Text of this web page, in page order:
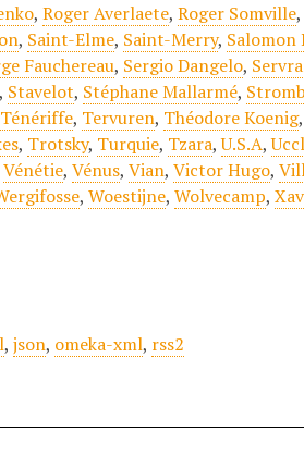
,Roger Averlaete,Roger Somville
, Saint-Elme, Saint-Merry, Salomon
Fauchereau, Sergio Dangelo,
, Stavelot, Stéphane Mallarmé,
Ténériffe, Tervuren, Théodore Koenig,
, Trotsky, Turquie, Tzara,U.S.A,
Vénétie,Vénus,Vian,Victor Hugo,
,Woestijne,Wolvecamp,
,json, omeka-xml, rss2